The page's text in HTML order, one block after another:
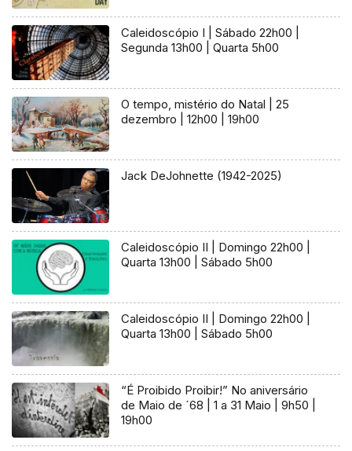
Caleidoscópio I | Sábado 22h00 |
Segunda 13h00 | Quarta 5h00
O tempo, mistério do Natal | 25
dezembro | 12h00 | 19h00
Jack DeJohnette (1942-2025)
Caleidoscópio II | Domingo 22h00 |
Quarta 13h00 | Sábado 5h00
Caleidoscópio II | Domingo 22h00 |
Quarta 13h00 | Sábado 5h00
“É Proibido Proibir!” No aniversário
de Maio de ´68 | 1 a 31 Maio | 9h50 |
19h00